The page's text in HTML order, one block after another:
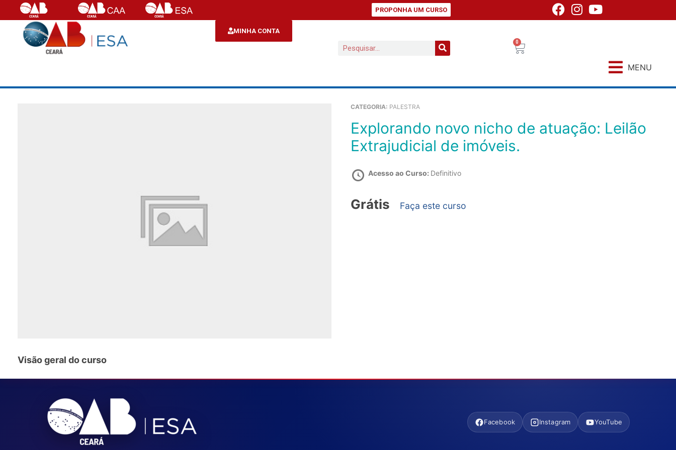
PROPONHA UM CURSO
MINHA CONTA
0
MENU
CATEGORIA: PALESTRA
Explorando novo nicho de atuação: Leilão
Extrajudicial de imóveis.
Acesso ao Curso: Definitivo
Grátis Faça este curso
Visão geral do curso
Facebook Instagram YouTube